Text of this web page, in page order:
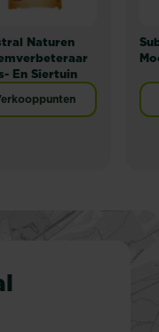
Naturen
En Siertuin